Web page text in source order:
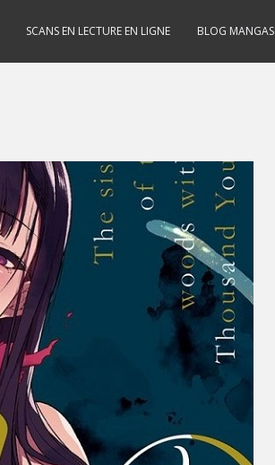
SCANS EN LECTURE EN LIGNE BLOG MANGAS